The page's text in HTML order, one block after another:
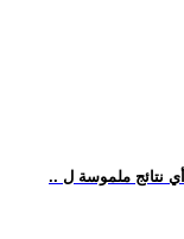
نتائج ملموسة ل